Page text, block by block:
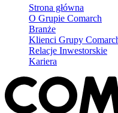
Strona główna
O Grupie Comarch
Branże
Klienci Grupy
Relacje Inwestorskie
Kariera